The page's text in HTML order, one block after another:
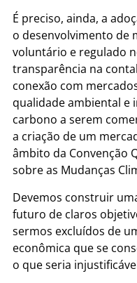
É preciso, ainda, a
o desenvolvimento de
voluntário e regulado
transparência na
conexão com
qualidade ambiental e
carbono a serem
a criação de um
âmbito da Convenção
sobre as Mudanças
Devemos construir
futuro de claros
sermos excluídos de
econômica que se
o que seria